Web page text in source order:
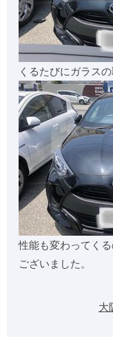
くるたびにガラス
性能も変わってく
ございました。
大